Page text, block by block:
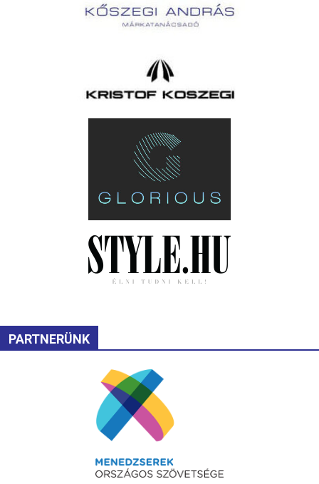
PARTNERÜNK